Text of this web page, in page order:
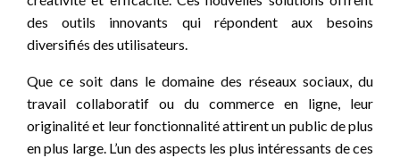
des outils innovants qui répondent aux besoins
diversifiés des utilisateurs.
Que ce soit dans le domaine des réseaux sociaux, du
travail collaboratif ou du commerce en ligne, leur
originalité et leur fonctionnalité attirent un public de plus
en plus large. L’un des aspects les plus intéressants de ces